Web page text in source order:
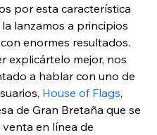
por esta característica
lanzamos a principios
con enormes resultados.
explicártelo mejor, nos
a hablar con uno de
House of Flags,
de Gran Bretaña que se
venta en línea de